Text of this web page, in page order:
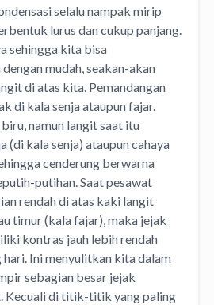
selalu nampak mirip
lurus dan cukup panjang.
sehingga kita bisa
mudah, seakan-akan
di atas kita. Pemandangan
di kala senja ataupun fajar.
namun langit saat itu
(di kala senja) ataupun cahaya
cenderung berwarna
putihan. Saat pesawat
rendah di atas kaki langit
timur (kala fajar), maka jejak
kontras jauh lebih rendah
Ini menyulitkan kita dalam
sebagian besar jejak
Kecuali di titik-titik yang paling